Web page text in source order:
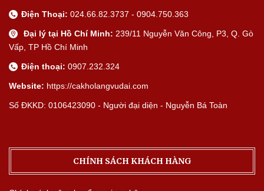
Điện Thoại: 024.66.82.3737 - 0904.750.363
Đại lý tại Hồ Chí Minh: 239/11 Nguyễn Văn Công, P3, Q. Gò
Vấp, TP Hồ Chí Minh
Điện thoại: 0907.232.324
Website: https://cakholangvudai.com
Số ĐKKD: 0106423090 - Người đại diện - Nguyễn Bá Toàn
CHÍNH SÁCH KHÁCH HÀNG